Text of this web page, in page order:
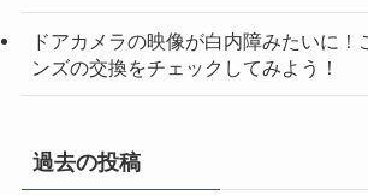
ドアカメラの映像が白内障みたいに！
ンズの交換をチェックしてみよう！
過去の投稿